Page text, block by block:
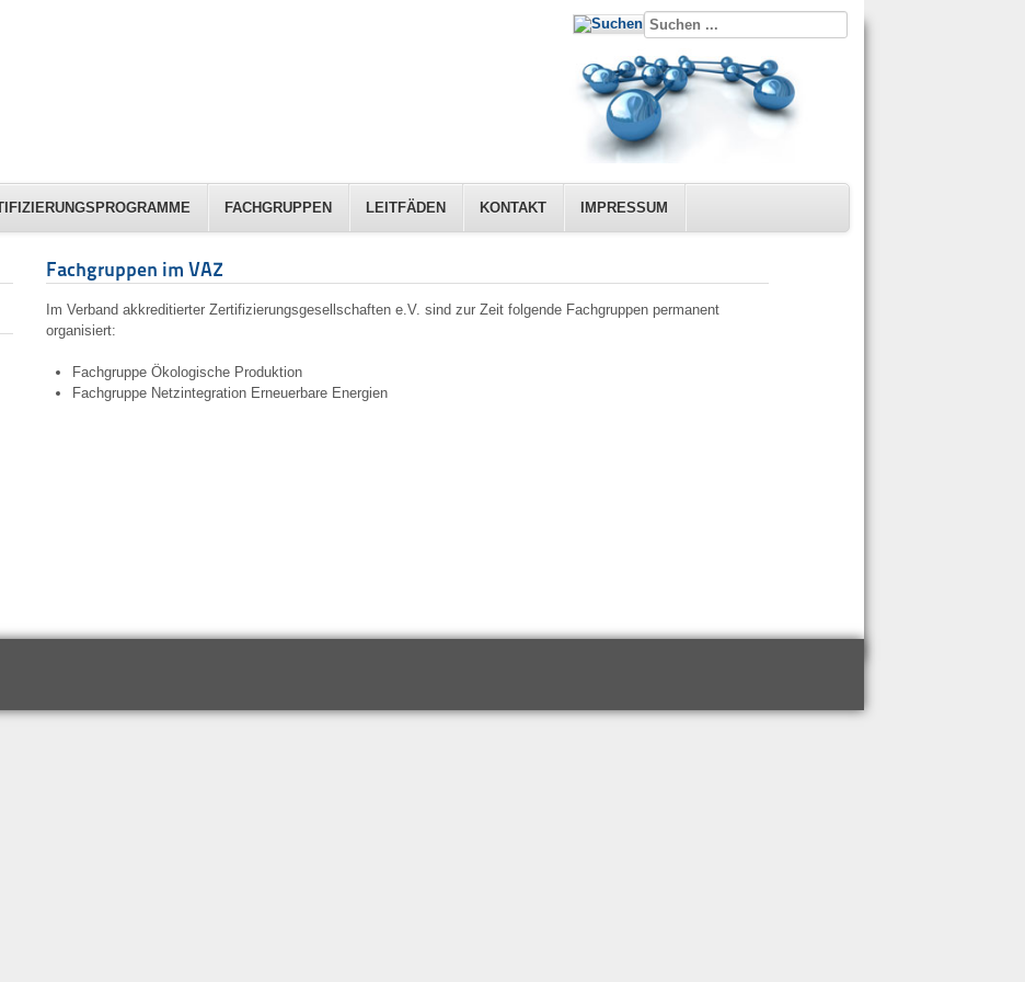
FACHGRUPPEN LEITFÄDEN KONTAKT IMPRESSUM
Fachgruppen im VAZ
Im Verband akkreditierter Zertifizierungsgesellschaften e.V. sind zur Zeit folgende Fachgruppen permanent
organisiert:
Fachgruppe Ökologische Produktion
Fachgruppe Netzintegration Erneuerbare Energien